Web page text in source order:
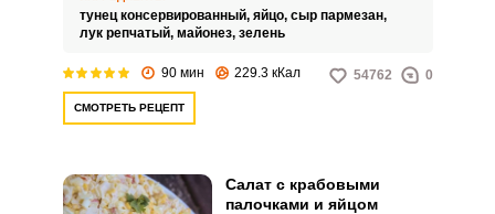
потребует сил и времени.
тунец консервированный, яйцо, сыр пармезан,
лук репчатый, майонез, зелень
90 мин 229.3 кКал 54762 0
СМОТРЕТЬ РЕЦЕПТ
Салат с крабовыми
палочками и яйцом